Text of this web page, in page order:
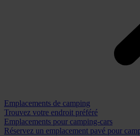
Emplacements de camping
Trouvez votre endroit préféré
Emplacements pour camping-cars
Réservez un emplacement pavé pour